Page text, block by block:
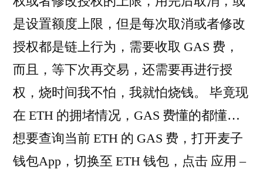
是设置额度上限，但是每次取消或者修改
授权都是链上行为，需要收取 GAS 费，
而且，等下次再交易，还需要再进行授
权，烧时间我不怕，我就怕烧钱。 毕竟现
在 ETH 的拥堵情况，GAS 费懂的都懂…
想要查询当前 ETH 的 GAS 费，打开麦子
钱包App，切换至 ETH 钱包，点击 应用 –